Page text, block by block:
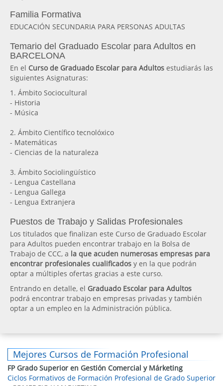
Familia Formativa
EDUCACIÓN SECUNDARIA PARA PERSONAS ADULTAS
Temario del Graduado Escolar para Adultos en
BARCELONA
En el Curso de Graduado Escolar para Adultos estudiarás las
siguientes Asignaturas:
1. Ámbito Sociocultural
- Historia
- Música
2. Ámbito Científico tecnolóxico
- Matemáticas
- Ciencias de la naturaleza
3. Ámbito Sociolingüístico
- Lengua Castellana
- Lengua Gallega
- Lengua Extranjera
Puestos de Trabajo y Salidas Profesionales
Los titulados que finalizan este Curso de Graduado Escolar
para Adultos pueden encontrar trabajo en la Bolsa de
Trabajo de CCC, a la que acuden numerosas empresas para
encontrar profesionales cualificados y en la que podrán
optar a múltiples ofertas gracias a este curso.
Entrando en detalle, el Graduado Escolar para Adultos
podrá encontrar trabajo en empresas privadas y también
optar a un empleo en la Administración pública.
Mejores Cursos de Formación Profesional
FP Grado Superior en Gestión Comercial y Márketing
Ciclos Formativos de Formación Profesional de Grado Superior